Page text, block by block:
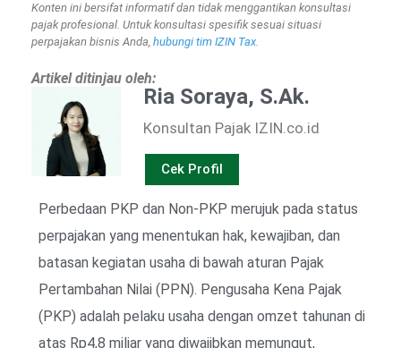
Konten ini bersifat informatif dan tidak menggantikan konsultasi
pajak profesional. Untuk konsultasi spesifik sesuai situasi
perpajakan bisnis Anda, hubungi tim IZIN Tax.
Artikel ditinjau oleh:
Ria Soraya, S.Ak.
Konsultan Pajak IZIN.co.id
Cek Profil
Perbedaan PKP dan Non-PKP merujuk pada status
perpajakan yang menentukan hak, kewajiban, dan
batasan kegiatan usaha di bawah aturan Pajak
Pertambahan Nilai (PPN). Pengusaha Kena Pajak
(PKP) adalah pelaku usaha dengan omzet tahunan di
atas Rp4,8 miliar yang diwajibkan memungut,